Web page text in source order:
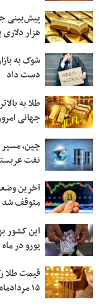
پیش‌بینی
هزار
دست داد
طلا به
جهانی امروز ۱۶ مرداد
چین، مسیر
نفت
متوقف شد
یورو در ماه
قیمت طلا
۱۵ مردادماه ۱۴۰۵